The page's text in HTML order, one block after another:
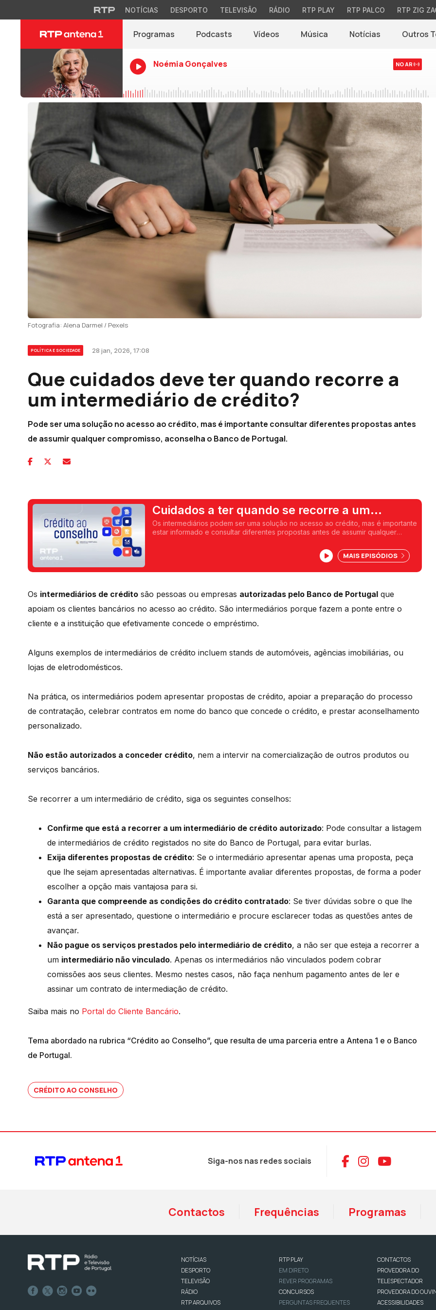
NOTÍCIAS DESPORTO TELEVISÃO RÁDIO RTP PLAY RTP PALCO RTP ZIG
Programas Podcasts Vídeos Música Notícias(abre em nova
Outros
Noémia Gonçalves NO AR
Fotografia: Alena Darmel / Pexels
POLÍTICA E SOCIEDADE 28 jan, 2026, 17:08
Que cuidados deve ter quando recorre a
um intermediário de crédito?
Pode ser uma solução no acesso ao crédito, mas é importante consultar diferentes propostas antes
de assumir qualquer compromisso, aconselha o Banco de Portugal.
Cuidados a ter quando se recorre a um
intermediário de crédito
Os intermediários podem ser uma solução no acesso ao crédito, mas é importante
estar informado e consultar diferentes propostas antes de assumir qualquer
MAIS EPISÓDIOS
Os intermediários de crédito são pessoas ou empresas autorizadas pelo Banco de Portugal que
apoiam os clientes bancários no acesso ao crédito. São intermediários porque fazem a ponte entre o
cliente e a instituição que efetivamente concede o empréstimo.
Alguns exemplos de intermediários de crédito incluem stands de automóveis, agências imobiliárias, ou
lojas de eletrodomésticos.
Na prática, os intermediários podem apresentar propostas de crédito, apoiar a preparação do processo
de contratação, celebrar contratos em nome do banco que concede o crédito, e prestar aconselhamento
personalizado.
Não estão autorizados a conceder crédito, nem a intervir na comercialização de outros produtos ou
serviços bancários.
Se recorrer a um intermediário de crédito, siga os seguintes conselhos:
Confirme que está a recorrer a um intermediário de crédito autorizado: Pode consultar a listagem
de intermediários de crédito registados no site do Banco de Portugal, para evitar burlas.
Exija diferentes propostas de crédito: Se o intermediário apresentar apenas uma proposta, peça
que lhe sejam apresentadas alternativas. É importante avaliar diferentes propostas, de forma a poder
escolher a opção mais vantajosa para si.
Garanta que compreende as condições do crédito contratado: Se tiver dúvidas sobre o que lhe
está a ser apresentado, questione o intermediário e procure esclarecer todas as questões antes de
avançar.
Não pague os serviços prestados pelo intermediário de crédito, a não ser que esteja a recorrer a
um intermediário não vinculado. Apenas os intermediários não vinculados podem cobrar
comissões aos seus clientes. Mesmo nestes casos, não faça nenhum pagamento antes de ler e
assinar um contrato de intermediação de crédito.
Saiba mais no Portal do Cliente Bancário.
Tema abordado na rubrica “Crédito ao Conselho”, que resulta de uma parceria entre a Antena 1 e o Banco
de Portugal.
CRÉDITO AO CONSELHO
Siga-nos nas redes sociais Aceder ao
Aceder ao
Aceder
Contactos Frequências Programas
NOTÍCIAS
DESPORTO
TELEVISÃO
RÁDIO
RTP ARQUIVOS
RTP PLAY
EM DIRETO
REVER PROGRAMAS
CONCURSOS
PERGUNTAS FREQUENTES
CONTACTOS
PROVEDORA DO
TELESPECTADOR
PROVEDORA DO
ACESSIBILIDADES